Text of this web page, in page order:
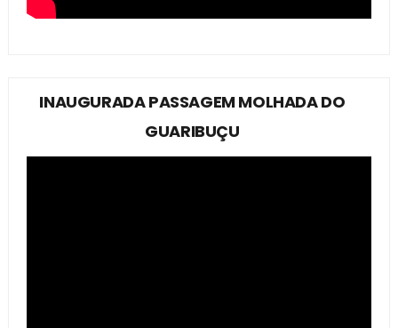
INAUGURADA PASSAGEM MOLHADA DO
GUARIBUÇU